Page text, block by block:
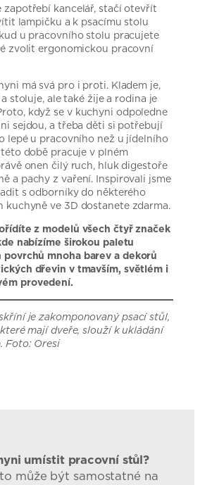
zapotřebí kancelář, stačí otevřít
lampičku a k psacímu stolu
u pracovního stolu pracujete
zvolit ergonomickou pracovní
má svá pro i proti. Kladem je,
stoluje, ale také žije a rodina je
když se v kuchyni odpoledne
sejdou, a třeba děti si potřebují
lepé u pracovního než u jídelního
době pracuje v plném
onen čilý ruch, hluk digestoře
a pachy z vaření. Inspirovali jsme
s odborníky do některého
kuchyně ve 3D dostanete zdarma.
z modelů všech čtyř značek
nabízíme širokou paletu
mnoha barev a dekorů
dřevin v tmavším, světlém i
provedení.
je zakomponovaný psací stůl,
mají dveře, slouží k ukládání
Foto: Oresi
umístit pracovní stůl?
může být samostatné na